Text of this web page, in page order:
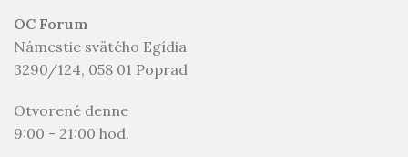
OC Forum
Námestie svätého Egídia
3290/124, 058 01 Poprad
Otvorené denne
9:00 - 21:00 hod.